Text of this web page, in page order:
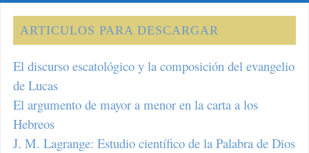
ARTICULOS PARA DESCARGAR
El discurso escatológico y la composición del evangelio
de Lucas
El argumento de mayor a menor en la carta a los
Hebreos
J. M. Lagrange: Estudio científico de la Palabra de Dios